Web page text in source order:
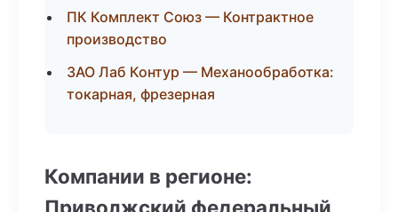
ПК Комплект Союз — Контрактное
производство
ЗАО Лаб Контур — Механообработка:
токарная, фрезерная
Компании в регионе:
Приволжский федеральный